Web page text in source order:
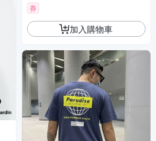
券
加入購物車